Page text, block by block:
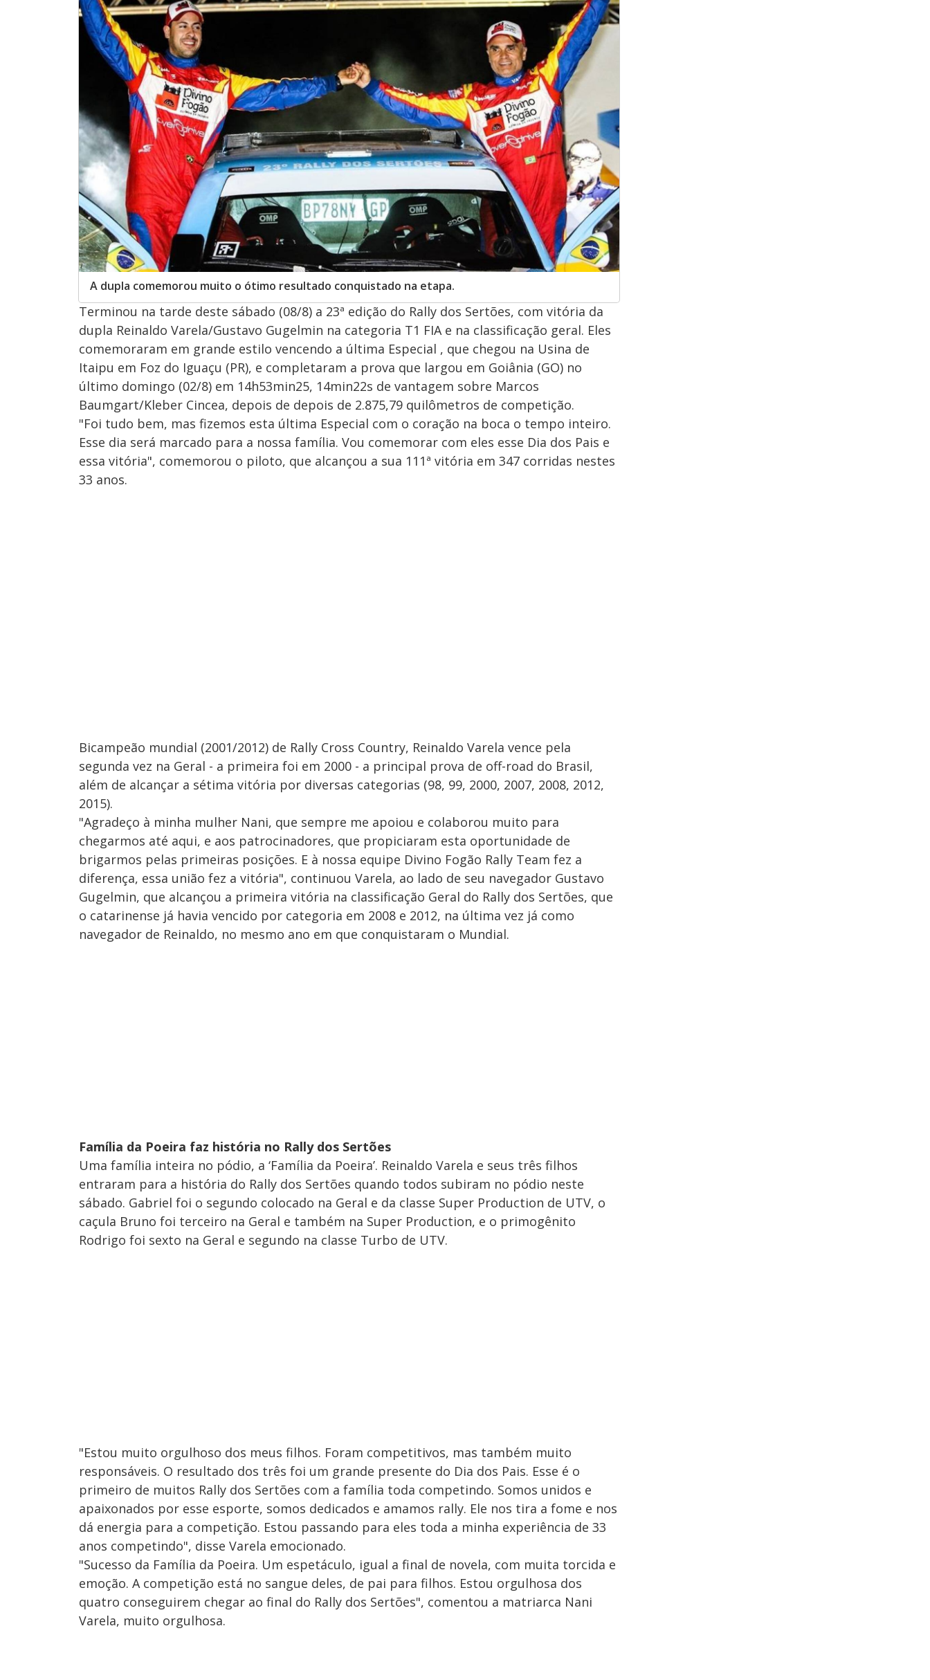
A dupla comemorou muito o ótimo resultado conquistado na etapa.
Terminou na tarde deste sábado (08/8) a 23ª edição do Rally dos Sertões, com vitória da
dupla Reinaldo Varela/Gustavo Gugelmin na categoria T1 FIA e na classificação geral. Eles
comemoraram em grande estilo vencendo a última Especial , que chegou na Usina de
Itaipu em Foz do Iguaçu (PR), e completaram a prova que largou em Goiânia (GO) no
último domingo (02/8) em 14h53min25, 14min22s de vantagem sobre Marcos
Baumgart/Kleber Cincea, depois de depois de 2.875,79 quilômetros de competição.
"Foi tudo bem, mas fizemos esta última Especial com o coração na boca o tempo inteiro.
Esse dia será marcado para a nossa família. Vou comemorar com eles esse Dia dos Pais e
essa vitória", comemorou o piloto, que alcançou a sua 111ª vitória em 347 corridas nestes
33 anos.
Bicampeão mundial (2001/2012) de Rally Cross Country, Reinaldo Varela vence pela
segunda vez na Geral - a primeira foi em 2000 - a principal prova de off-road do Brasil,
além de alcançar a sétima vitória por diversas categorias (98, 99, 2000, 2007, 2008, 2012,
2015).
"Agradeço à minha mulher Nani, que sempre me apoiou e colaborou muito para
chegarmos até aqui, e aos patrocinadores, que propiciaram esta oportunidade de
brigarmos pelas primeiras posições. E à nossa equipe Divino Fogão Rally Team fez a
diferença, essa união fez a vitória", continuou Varela, ao lado de seu navegador Gustavo
Gugelmin, que alcançou a primeira vitória na classificação Geral do Rally dos Sertões, que
o catarinense já havia vencido por categoria em 2008 e 2012, na última vez já como
navegador de Reinaldo, no mesmo ano em que conquistaram o Mundial.
Família da Poeira faz história no Rally dos Sertões
Uma família inteira no pódio, a ‘Família da Poeira’. Reinaldo Varela e seus três filhos
entraram para a história do Rally dos Sertões quando todos subiram no pódio neste
sábado. Gabriel foi o segundo colocado na Geral e da classe Super Production de UTV, o
caçula Bruno foi terceiro na Geral e também na Super Production, e o primogênito
Rodrigo foi sexto na Geral e segundo na classe Turbo de UTV.
"Estou muito orgulhoso dos meus filhos. Foram competitivos, mas também muito
responsáveis. O resultado dos três foi um grande presente do Dia dos Pais. Esse é o
primeiro de muitos Rally dos Sertões com a família toda competindo. Somos unidos e
apaixonados por esse esporte, somos dedicados e amamos rally. Ele nos tira a fome e nos
dá energia para a competição. Estou passando para eles toda a minha experiência de 33
anos competindo", disse Varela emocionado.
"Sucesso da Família da Poeira. Um espetáculo, igual a final de novela, com muita torcida e
emoção. A competição está no sangue deles, de pai para filhos. Estou orgulhosa dos
quatro conseguirem chegar ao final do Rally dos Sertões", comentou a matriarca Nani
Varela, muito orgulhosa.